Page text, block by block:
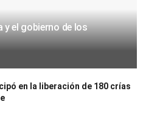
y el gobierno de los
en la liberación de 180 crías